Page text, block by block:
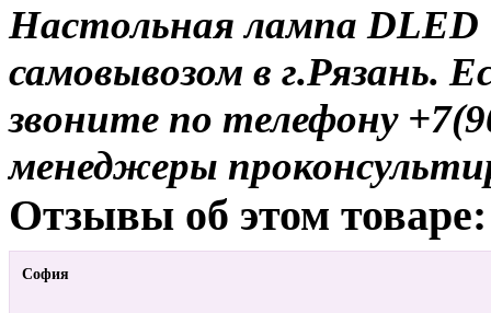
Настольная лампа DLED
самовывозом в г.Рязань.
звоните по телефону
менеджеры
Отзывы об этом товаре:
София